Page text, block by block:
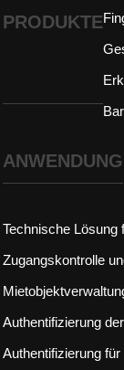
PRODUKTE
ANWENDUNG
Technische Lösung
Zugangskontrolle
Authentifizierung
Authentifizierung